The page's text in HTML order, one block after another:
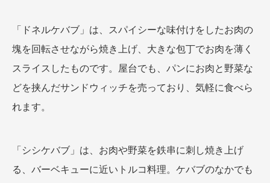
「ドネルケバブ」は、スパイシーな味付けをしたお肉の
塊を回転させながら焼き上げ、大きな包丁でお肉を薄く
スライスしたものです。屋台でも、パンにお肉と野菜な
どを挟んだサンドウィッチを売っており、気軽に食べら
れます。
「シシケバブ」は、お肉や野菜を鉄串に刺し焼き上げ
る、バーベキューに近いトルコ料理。ケバブのなかでも